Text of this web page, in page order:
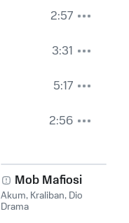
2:57
3:31
5:17
2:56
Mob Mafiosi
Akum, Kraliban, Dio
Drama